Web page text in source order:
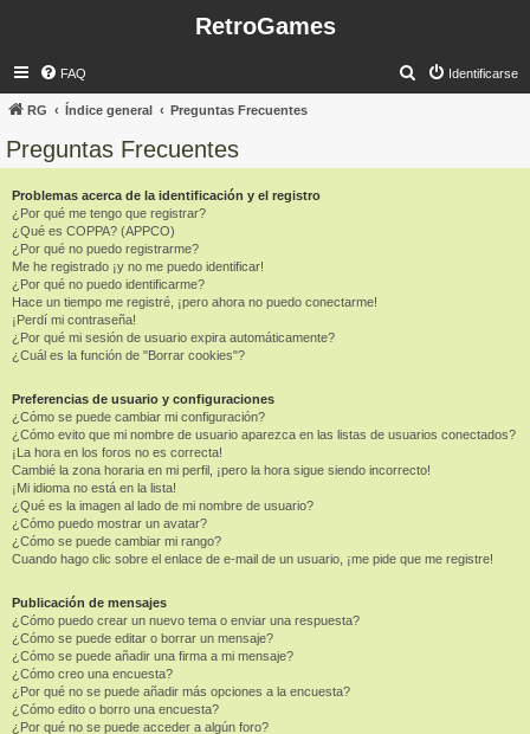
RetroGames
FAQ Identificarse
RG Índice general Preguntas Frecuentes
Preguntas Frecuentes
Problemas acerca de la identificación y el registro
¿Por qué me tengo que registrar?
¿Qué es COPPA? (APPCO)
¿Por qué no puedo registrarme?
Me he registrado ¡y no me puedo identificar!
¿Por qué no puedo identificarme?
Hace un tiempo me registré, ¡pero ahora no puedo conectarme!
¡Perdí mi contraseña!
¿Por qué mi sesión de usuario expira automáticamente?
¿Cuál es la función de "Borrar cookies"?
Preferencias de usuario y configuraciones
¿Cómo se puede cambiar mi configuración?
¿Cómo evito que mi nombre de usuario aparezca en las listas de usuarios conectados?
¡La hora en los foros no es correcta!
Cambié la zona horaria en mi perfil, ¡pero la hora sigue siendo incorrecto!
¡Mi idioma no está en la lista!
¿Qué es la imagen al lado de mi nombre de usuario?
¿Cómo puedo mostrar un avatar?
¿Cómo se puede cambiar mi rango?
Cuando hago clic sobre el enlace de e-mail de un usuario, ¡me pide que me registre!
Publicación de mensajes
¿Cómo puedo crear un nuevo tema o enviar una respuesta?
¿Cómo se puede editar o borrar un mensaje?
¿Cómo se puede añadir una firma a mi mensaje?
¿Cómo creo una encuesta?
¿Por qué no se puede añadir más opciones a la encuesta?
¿Cómo edito o borro una encuesta?
¿Por qué no se puede acceder a algún foro?